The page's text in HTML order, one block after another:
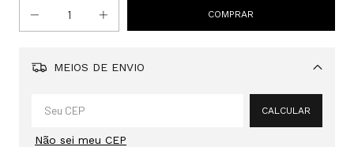
MEIOS DE ENVIO
Alterar CEP
CALCULAR
Não sei meu CEP